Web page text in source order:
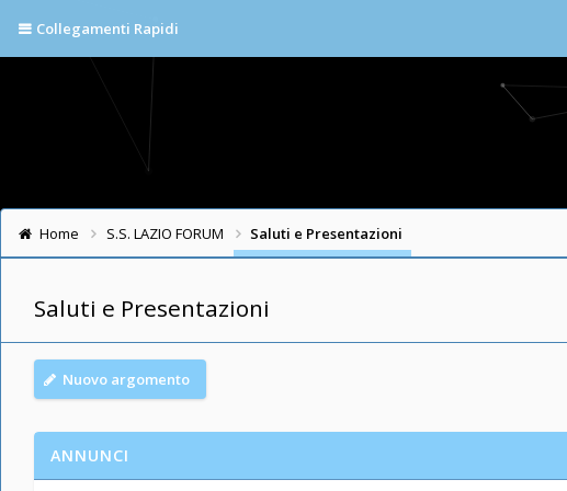
Collegamenti Rapidi
Home S.S. LAZIO FORUM Saluti e Presentazioni
Saluti e Presentazioni
Nuovo argomento
ANNUNCI